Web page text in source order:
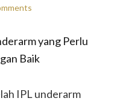
IPL underarm